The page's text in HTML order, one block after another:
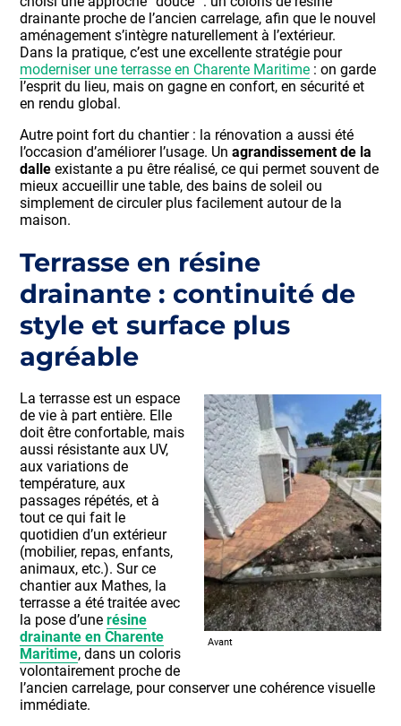
drainante proche de l’ancien carrelage, afin que le nouvel
aménagement s’intègre naturellement à l’extérieur.
Dans la pratique, c’est une excellente stratégie pour
moderniser une terrasse en Charente Maritime : on garde
l’esprit du lieu, mais on gagne en confort, en sécurité et
en rendu global.
Autre point fort du chantier : la rénovation a aussi été
l’occasion d’améliorer l’usage. Unagrandissement de la
dalle existante a pu être réalisé, ce qui permet souvent de
mieux accueillir une table, des bains de soleil ou
simplement de circuler plus facilement autour de la
maison.
Terrasse en résine
drainante : continuité de
style et surface plus
agréable
Avant
La terrasse est un espace
de vie à part entière. Elle
doit être confortable, mais
aussi résistante aux UV,
aux variations de
température, aux
passages répétés, et à
tout ce qui fait le
quotidien d’un extérieur
(mobilier, repas, enfants,
animaux, etc.). Sur ce
chantier aux Mathes, la
terrasse a été traitée avec
la pose d’unerésine
drainante en Charente
Maritime, dans un coloris
volontairement proche de
l’ancien carrelage, pour conserver une cohérence visuelle
immédiate.